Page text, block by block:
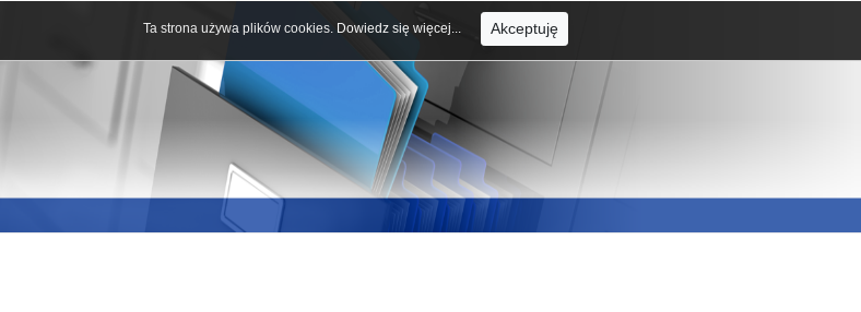
Ta strona używa plików cookies. Dowiedz się więcej... Akceptuję